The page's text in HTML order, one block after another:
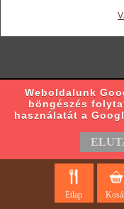
Étlap
Weboldalunk
böngészés
használatát a